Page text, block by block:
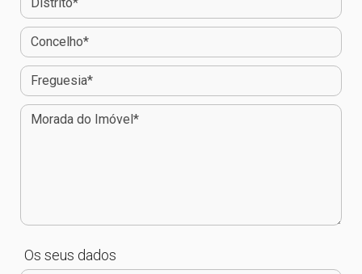
Os seus dados